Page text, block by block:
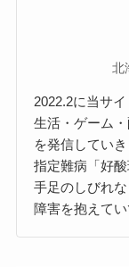
北
2022.2に当サ
生活・ゲーム
を発信していき
指定難病「好
手足のしびれな
障害を抱えて